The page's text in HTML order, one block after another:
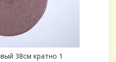
38см кратно 1